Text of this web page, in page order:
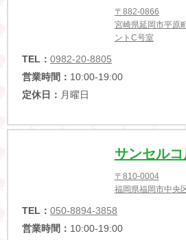
〒882-0866
宮崎県延岡市平原
ントC号室
TEL： 0982-20-8805
営業時間： 10:00-19:00
定休日： 月曜日
サンセルコ
〒810-0004
福岡県福岡市中央
TEL： 050-8894-3858
営業時間： 10:00-19:00